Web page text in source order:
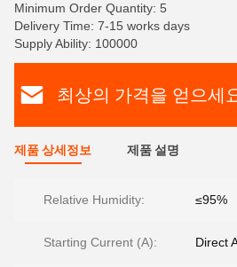
Minimum Order Quantity: 5
Delivery Time: 7-15 works days
Supply Ability: 100000
최상의 가격을 얻으세
제품 상세정보 제품 설명
Relative Humidity: ≤95%
Starting Current (A): Direct